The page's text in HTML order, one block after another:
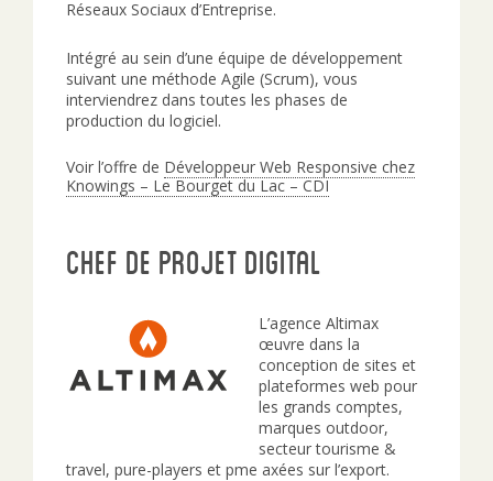
Réseaux Sociaux d’Entreprise.
Intégré au sein d’une équipe de développement
suivant une méthode Agile (Scrum), vous
interviendrez dans toutes les phases de
production du logiciel.
Voir l’offre de Développeur Web Responsive chez
Knowings – Le Bourget du Lac – CDI
Chef de Projet Digital
L’agence Altimax
œuvre dans la
conception de sites et
plateformes web pour
les grands comptes,
marques outdoor,
secteur tourisme &
travel, pure-players et pme axées sur l’export.